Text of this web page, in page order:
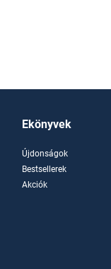
Ekönyvek
Újdonságok
Bestsellerek
Akciók